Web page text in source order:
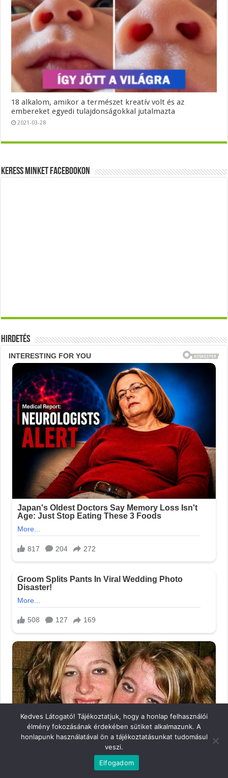
18 alkalom, amikor a természet kreatív volt és az
embereket egyedi tulajdonságokkal jutalmazta
2021-03-28
Keress minket Facebookon
Hirdetés
Kedves Látogató! Tájékoztatjuk, hogy a honlap felhasználói
élmény fokozásának érdekében sütiket alkalmazunk. A
honlapunk használatával ön a tájékoztatásunkat tudomásul
veszi.
Elfogadom